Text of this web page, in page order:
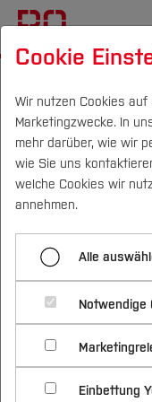
Campus
Studium
Vor dem
Bewerben &
Im Studium
Studienbüros
Nach dem
Profil
Forschungs-
Beratung &
Was der
25.11.2025 Magazin
Lernvideos
Cookie
Wir nutzen Cookies
Marketingzwecke. In
mehr darüber, wie wir
wie Sie uns
welche Cookies wir
annehmen.
Alle
Notwendige
Einbettung